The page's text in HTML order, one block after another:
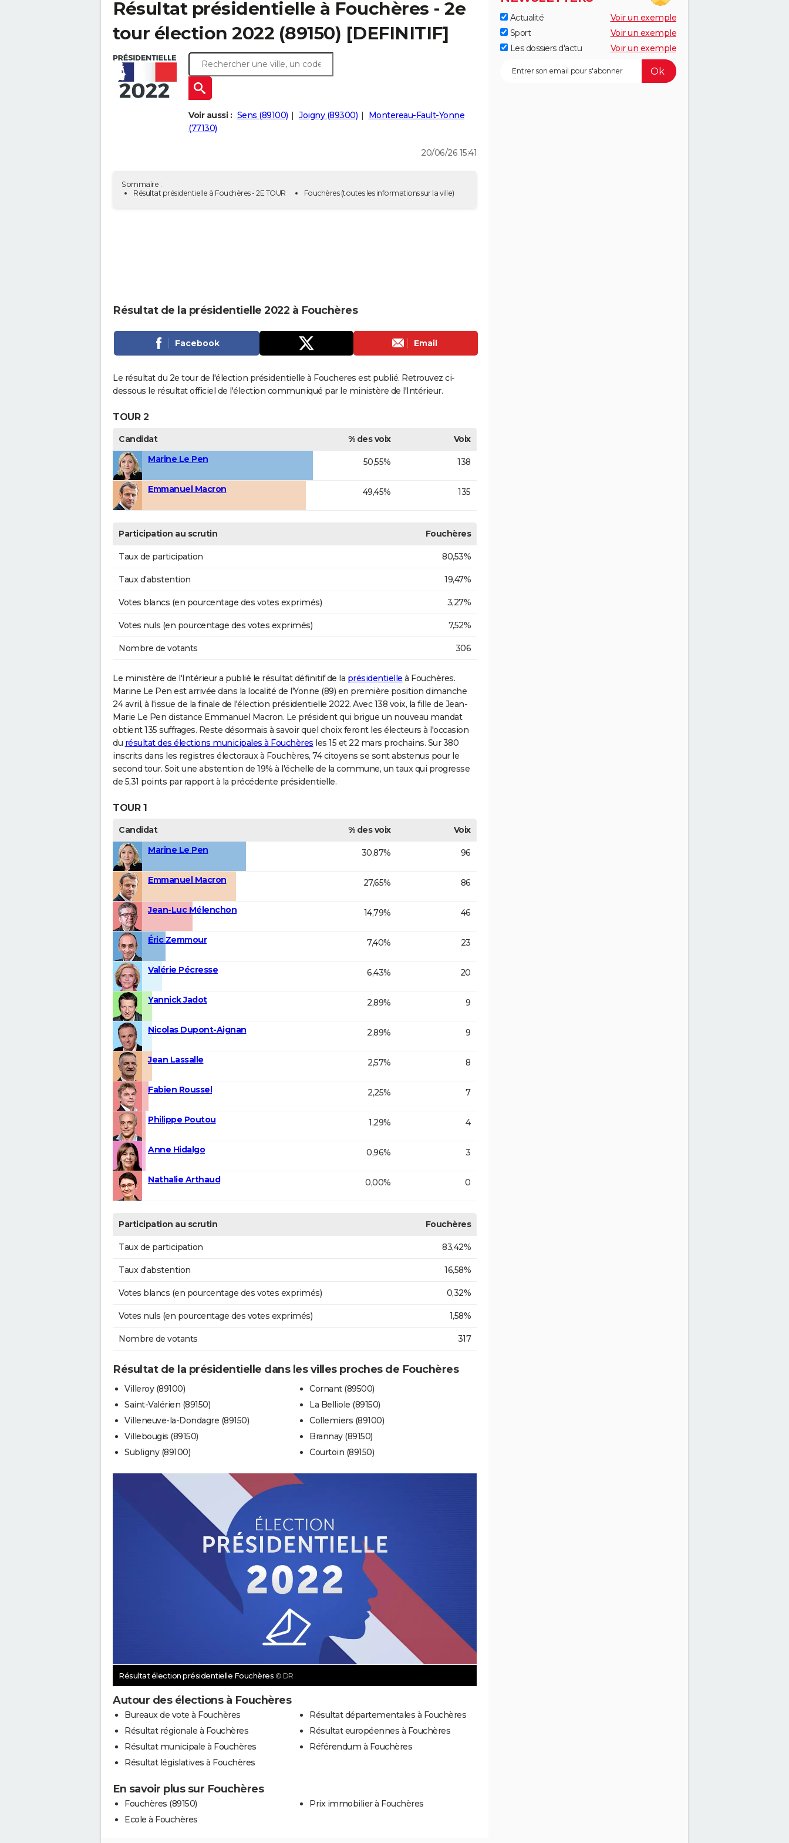
Résultat présidentielle à Fouchères - 2e
tour élection 2022 (89150) [DEFINITIF]
Voir aussi : Sens (89100) Joigny (89300)
Montereau-Fault-Yonne
(77130)
20/06/26 15:41
Sommaire :
Résultat présidentielle à Fouchères - 2E TOUR
Fouchères(toutes les informations sur la ville)
Résultat de la présidentielle 2022 à Fouchères
Facebook Email
Le résultat du 2e tour de l'élection présidentielle à Foucheres est publié. Retrouvez ci-
dessous le résultat officiel de l'élection communiqué par le ministère de l'Intérieur.
TOUR 2
Candidat % des voix
Voix
Marine Le Pen
50,55% 138
Emmanuel Macron 49,45% 135
Participation au scrutin Fouchères
Taux de participation 80,53%
Taux d'abstention 19,47%
Votes blancs (en pourcentage des votes exprimés) 3,27%
Votes nuls (en pourcentage des votes exprimés) 7,52%
Nombre de votants 306
Le ministère de l'Intérieur a publié le résultat définitif de la présidentielle à Fouchères.
Marine Le Pen est arrivée dans la localité de l'Yonne (89) en première position dimanche
24 avril, à l'issue de la finale de l'élection présidentielle 2022. Avec 138 voix, la fille de Jean-
Marie Le Pen distance Emmanuel Macron. Le président qui brigue un nouveau mandat
obtient 135 suffrages. Reste désormais à savoir quel choix feront les électeurs à l'occasion
du résultat des élections municipales à Fouchères les 15 et 22 mars prochains. Sur 380
inscrits dans les registres électoraux à Fouchères, 74 citoyens se sont abstenus pour le
second tour. Soit une abstention de 19% à l'échelle de la commune, un taux qui progresse
de 5,31 points par rapport à la précédente présidentielle.
TOUR 1
Candidat % des voix
Voix
Marine Le Pen
30,87% 96
Emmanuel Macron 27,65% 86
Jean-Luc Mélenchon 14,79% 46
Éric Zemmour 7,40% 23
Valérie Pécresse 6,43% 20
Yannick Jadot 2,89% 9
Nicolas Dupont-Aignan 2,89% 9
Jean Lassalle 2,57% 8
Fabien Roussel 2,25% 7
Philippe Poutou 1,29% 4
Anne Hidalgo 0,96% 3
Nathalie Arthaud 0,00% 0
Participation au scrutin Fouchères
Taux de participation 83,42%
Taux d'abstention 16,58%
Votes blancs (en pourcentage des votes exprimés) 0,32%
Votes nuls (en pourcentage des votes exprimés) 1,58%
Nombre de votants 317
Résultat de la présidentielle dans les villes proches de Fouchères
Villeroy (89100)
Saint-Valérien (89150)
Villeneuve-la-Dondagre (89150)
Villebougis (89150)
Subligny (89100)
Cornant (89500)
La Belliole (89150)
Collemiers (89100)
Brannay (89150)
Courtoin (89150)
Résultat élection présidentielle Fouchères © DR
Autour des élections à Fouchères
Bureaux de vote à Fouchères
Résultat régionale à Fouchères
Résultat municipale à Fouchères
Résultat législatives à Fouchères
Résultat départementales à Fouchères
Résultat européennes à Fouchères
Référendum à Fouchères
En savoir plus sur Fouchères
Fouchères (89150)
Ecole à Fouchères
Prix immobilier à Fouchères
Actualité
Voir un exemple
Sport
Voir un exemple
Les dossiers d'actu
Voir un exemple